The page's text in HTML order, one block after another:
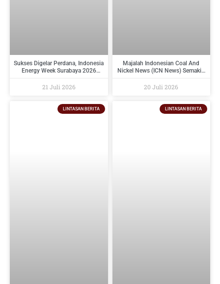
Sukses Digelar Perdana, Indonesia
Energy Week Surabaya 2026
Indonesia Timur dan Siap Kembali
21 Juli 2026
Majalah Indonesian Coal And
Nickel News (ICN News) Semakin
Dan Industri Pendukungnya
20 Juli 2026
LINTASAN BERITA LINTASAN BERITA